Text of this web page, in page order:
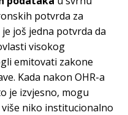
potvrda za
još jedna potvrda da
visokog
emitovati zakone
Kada nakon OHR-a
je izvjesno, mogu
niko institucionalno